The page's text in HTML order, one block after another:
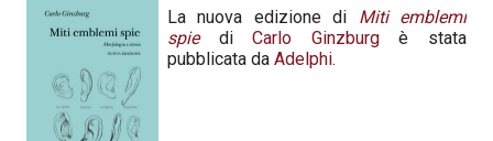
La nuova edizione di Miti emblemi
spiediCarlo Ginzburgè stata
pubblicata da Adelphi.